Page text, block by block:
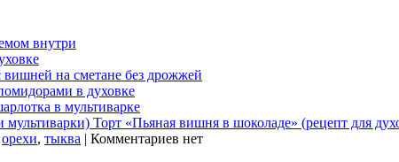
внутри
на сметане без дрожжей
в духовке
в мультиварке
Торт «Пьяная вишня в шоколаде» (рецепт для
орехи, тыква | Комментариев нет